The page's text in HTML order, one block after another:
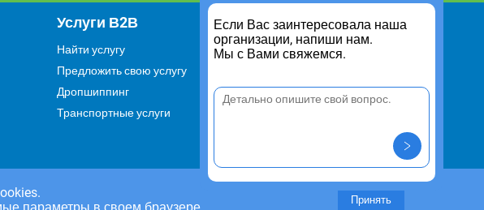
Если Вас заинтересовала наша
организации, напиши нам.
Мы с Вами свяжемся.
параметры в своем браузере.
Принять
Услуги В2В
Найти услугу
Предложить свою услугу
Дропшиппинг
Транспортные услуги
Информация
Для чего существует портал
Правило cookie
предложение